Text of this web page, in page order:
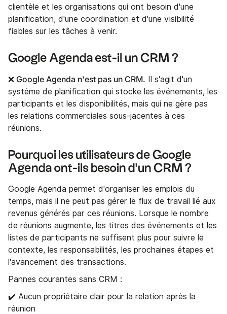
clientèle et les organisations qui ont besoin d'une
planification, d'une coordination et d'une visibilité
fiables sur les tâches à venir.
Google Agenda est-il un CRM ?
❌ Google Agenda n'est pas un CRM. Il s'agit d'un
système de planification qui stocke les événements, les
participants et les disponibilités, mais qui ne gère pas
les relations commerciales sous-jacentes à ces
réunions.
Pourquoi les utilisateurs de Google
Agenda ont-ils besoin d'un CRM ?
Google Agenda permet d'organiser les emplois du
temps, mais il ne peut pas gérer le flux de travail lié aux
revenus générés par ces réunions. Lorsque le nombre
de réunions augmente, les titres des événements et les
listes de participants ne suffisent plus pour suivre le
contexte, les responsabilités, les prochaines étapes et
l'avancement des transactions.
Pannes courantes sans CRM :
✔️ Aucun propriétaire clair pour la relation après la
réunion